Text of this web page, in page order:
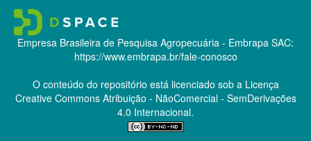
Empresa Brasileira de Pesquisa Agropecuária - Embrapa SAC:
https://www.embrapa.br/fale-conosco
O conteúdo do repositório está licenciado sob a Licença
Creative CommonsAtribuição - NãoComercial - SemDerivações
4.0 Internacional.